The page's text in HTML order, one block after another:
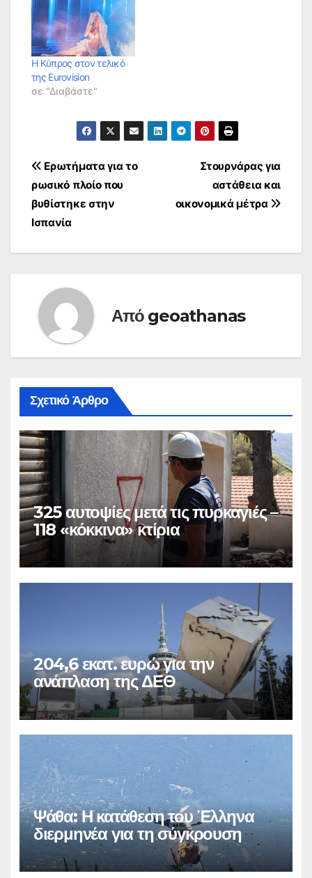
Η Κύπρος στον τελικό
της Eurovision
σε "Διαβάστε"
Πλοήγηση
άρθρων
Στουρνάρας για
αστάθεια και
οικονομικά μέτρα
Ερωτήματα για το
ρωσικό πλοίο που
βυθίστηκε στην
Ισπανία
Από geoathanas
Σχετικό Άρθρο
325 αυτοψίες μετά τις πυρκαγιές –
118 «κόκκινα» κτίρια
204,6 εκατ. ευρώ για την
ανάπλαση της ΔΕΘ
Ψάθα: Η κατάθεση του Έλληνα
διερμηνέα για τη σύγκρουση